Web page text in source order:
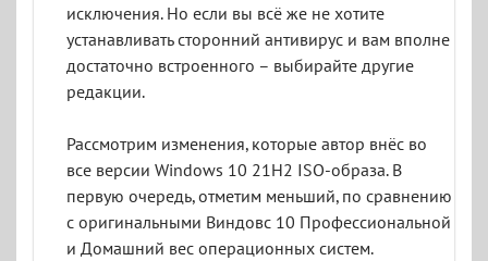
исключения. Но если вы всё же не хотите
устанавливать сторонний антивирус и вам вполне
достаточно встроенного – выбирайте другие
редакции.
Рассмотрим изменения, которые автор внёс во
все версии Windows 10 21H2 ISO-образа. В
первую очередь, отметим меньший, по сравнению
с оригинальными Виндовс 10 Профессиональной
и Домашний вес операционных систем.